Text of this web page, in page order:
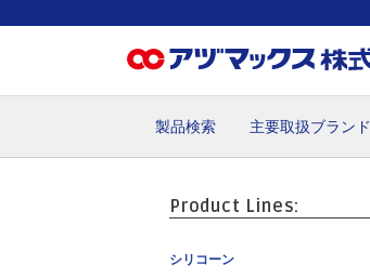
製品検索 主要取扱ブランド
Product Lines:
シリコーン